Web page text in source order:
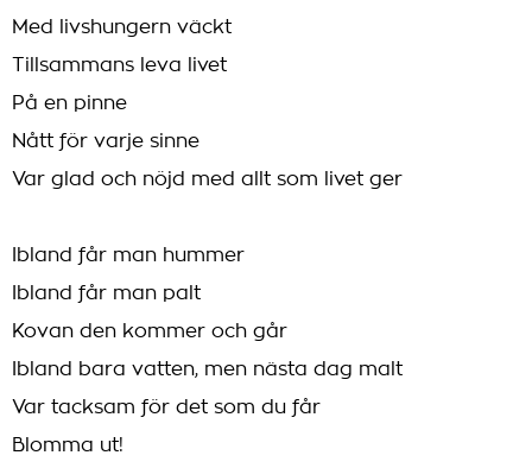
Med livshungern väckt
Tillsammans leva livet
På en pinne
Nått för varje sinne
Var glad och nöjd med allt som livet ger
Ibland får man hummer
Ibland får man palt
Kovan den kommer och går
Ibland bara vatten, men nästa dag malt
Var tacksam för det som du får
Blomma ut!